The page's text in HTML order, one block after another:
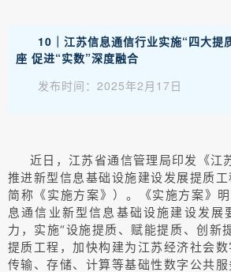
10｜江苏信息通信行业实施“四大提
座 促进“实数”深度融合
发布时间：2025年2月17日
近日，江苏省通信管理局印发《江
推进新型信息基础设施建设发展提质
简称《实施方案》）。《实施方案》
息通信业新型信息基础设施建设发展
力，实施“设施提质、赋能提质、创新
提质工程，加快构建为江苏经济社会数
传输、存储、计算等基础性数字公共服